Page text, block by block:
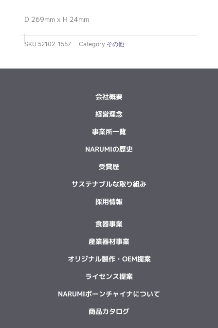
D 269mm x H 24mm
SKU 52102-1557 Category その他
会社概要
経営理念
事業所一覧
NARUMIの歴史
受賞歴
サステナブルな取り組み
採用情報
食器事業
産業器材事業
オリジナル製作・OEM提案
ライセンス提案
NARUMIボーンチャイナについて
商品カタログ